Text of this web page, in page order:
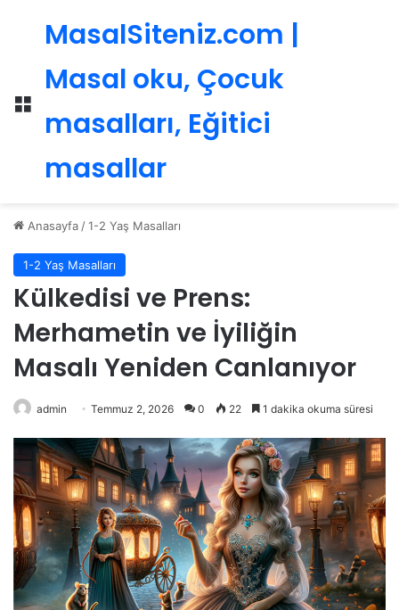
Menü
MasalSiteniz.com |
Masal oku, Çocuk
masalları, Eğitici
masallar
Anasayfa /1-2 Yaş Masalları
1-2 Yaş Masalları
Külkedisi ve Prens:
Merhametin ve İyiliğin
Masalı Yeniden Canlanıyor
admin Temmuz 2, 2026 0 22 1 dakika okuma süresi